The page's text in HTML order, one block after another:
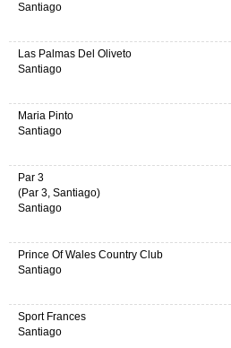
Santiago
Las Palmas Del Oliveto
Santiago
Maria Pinto
Santiago
Par 3
(Par 3, Santiago)
Santiago
Prince Of Wales Country Club
Santiago
Sport Frances
Santiago